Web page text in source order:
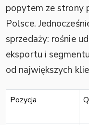
popytem ze strony
Polsce.
sprzedaży: rośnie
eksportu i
od największych
Pozycja